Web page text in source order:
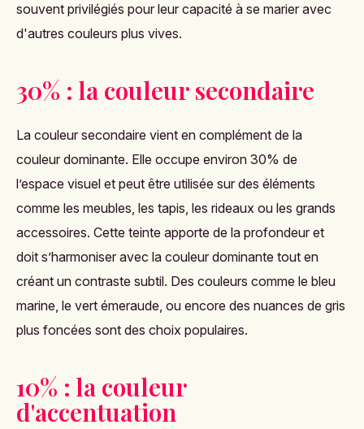
souvent privilégiés pour leur capacité à se marier avec
d'autres couleurs plus vives.
30% : la couleur secondaire
La couleur secondaire vient en complément de la
couleur dominante. Elle occupe environ 30% de
l’espace visuel et peut être utilisée sur des éléments
comme les meubles, les tapis, les rideaux ou les grands
accessoires. Cette teinte apporte de la profondeur et
doit s’harmoniser avec la couleur dominante tout en
créant un contraste subtil. Des couleurs comme le bleu
marine, le vert émeraude, ou encore des nuances de gris
plus foncées sont des choix populaires.
10% : la couleur
d'accentuation